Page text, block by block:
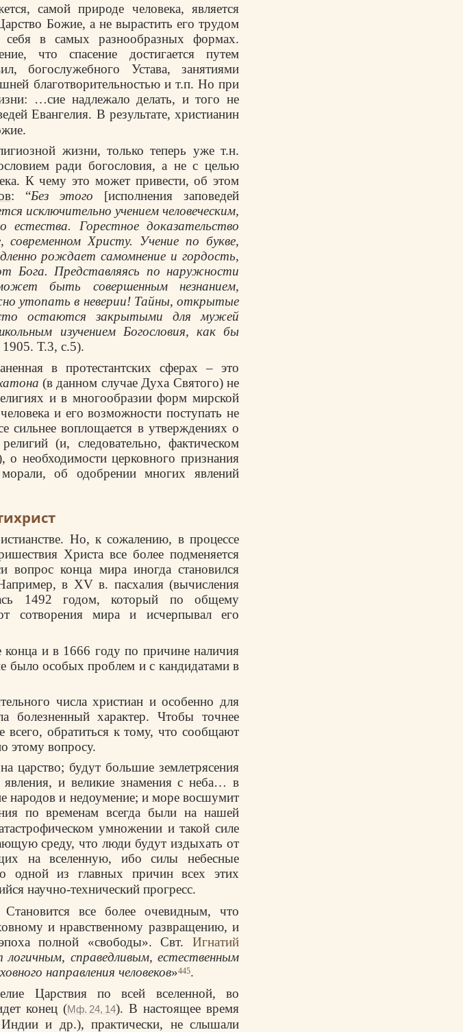
самой природе человека, является
Божие, а не вырастить его трудом
в самых разнообразных формах.
что спасение достигается путем
богослужебного Устава, занятиями
благотворительностью и т.п. Но при
…сие надлежало делать, и того не
Евангелия. В результате, христианин
жизни, только теперь уже т.н.
ради богословия, а не с целью
К чему это может привести, об этом
: “Без этого [исполнения заповедей
исключительно учением человеческим,
Горестное доказательство
современном Христу. Учение по букве,
рождает самомнение и гордость,
Бога. Представляясь по наружности
быть совершенным незнанием,
утопать в неверии! Тай­ны, открытые
остают­ся закрытыми для мужей
изучением Богословия, как бы
Т.3, с.5).
в протестантских сферах – это
(в данном случае Духа Святого) не
и в многообразии форм мирской
и его возможности поступать не
сильнее воплощается в утверждениях о
(и, следовательно, фактическом
о необходимости церковного признания
об одобрении многих явлений
Но, к сожалению, в процессе
Христа все более подменяется
вопрос конца мира иногда становился
в XV в. пасхалия (вычисления
1492 годом, который по общему
сотворения мира и исчерпывал его
и в 1666 году по причине наличия
было особых проблем и с кандидатами в
числа христиан и особенно для
болезненный характер. Чтобы точнее
всего, обратиться к тому, что сообщают
этому вопросу.
царство; будут большие землетрясения
и великие знамения с неба… в
народов и недоумение; и море восшумит
по временам всегда были на нашей
умножении и такой силе
среду, что люди будут издыхать от
на вселенную, ибо силы небесные
одной из главных причин всех этих
научно-технический прогресс.
все более очевидным, что
и нравственному развращению, и
полной «свободы». Свт. Игнатий
справедливым, естественным
направления человеков»445.
Царствия по всей вселенной, во
конец (Мф. 24, 14). В настоящее время
и др.), практически, не слышали